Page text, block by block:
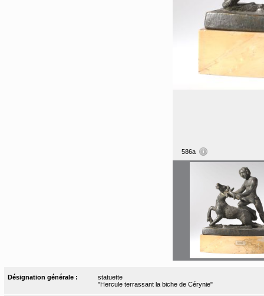
586a
Désignation générale :
statuette
"Hercule terrassant la biche de Cérynie"